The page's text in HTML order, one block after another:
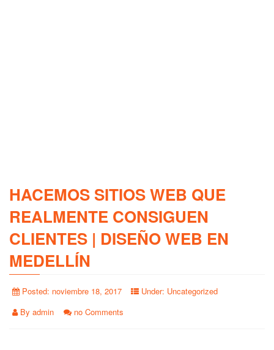
HACEMOS SITIOS WEB QUE
REALMENTE CONSIGUEN
CLIENTES | DISEÑO WEB EN
MEDELLÍN
Posted: noviembre 18, 2017 Under: Uncategorized
By admin no Comments